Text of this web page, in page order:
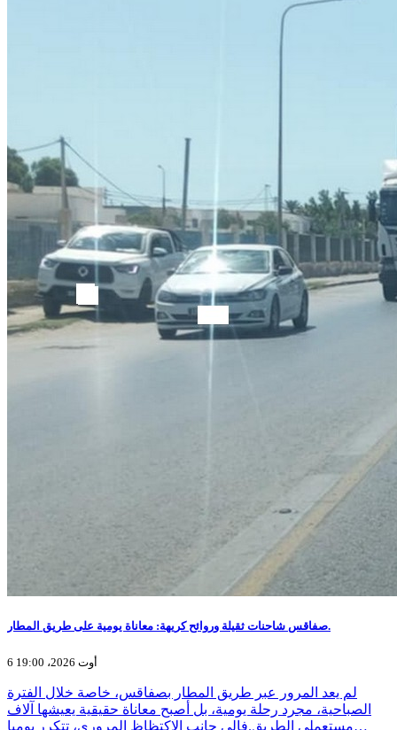
صفاقس شاحنات ثقيلة وروائح كريهة: معاناة يومية على طريق المطار.
6 أوت 2026، 19:00
لم يعد المرور عبر طريق المطار بصفاقس، خاصة خلال الفترة
الصباحية، مجرد رحلة يومية، بل أصبح معاناة حقيقية يعيشها آلاف
مستعملي الطريق.فإلى جانب الاكتظاظ المروري، تتكرر يوميا…